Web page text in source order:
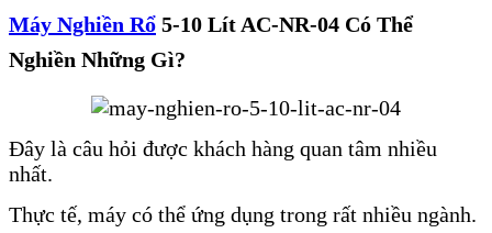
Máy Nghiền Rổ 5-10 Lít AC-NR-04 Có Thể
Nghiền Những Gì?
Đây là câu hỏi được khách hàng quan tâm nhiều
nhất.
Thực tế, máy có thể ứng dụng trong rất nhiều ngành.